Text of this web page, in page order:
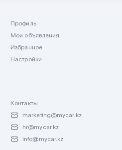
Профиль
Мои объявления
Избранное
Настройки
Контакты
marketing@mycar.kz
hr@mycar.kz
info@mycar.kz